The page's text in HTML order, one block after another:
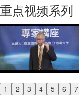
重点视频系列
1 2 3 4 5 6 7
Previous